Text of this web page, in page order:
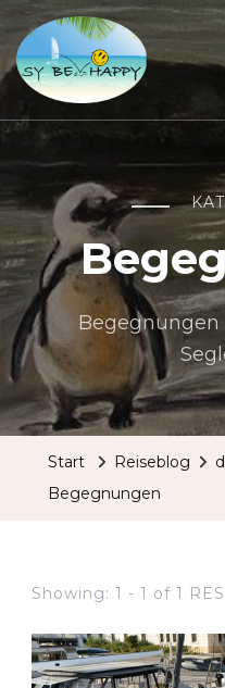
Sailing Be
ein Traum wird wahr
Begegnungen
Start Reiseblog
Begegnungen
Showing: 1 - 1 of 1